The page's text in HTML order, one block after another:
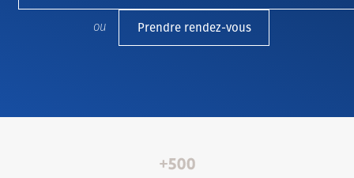
ou Prendre rendez-vous